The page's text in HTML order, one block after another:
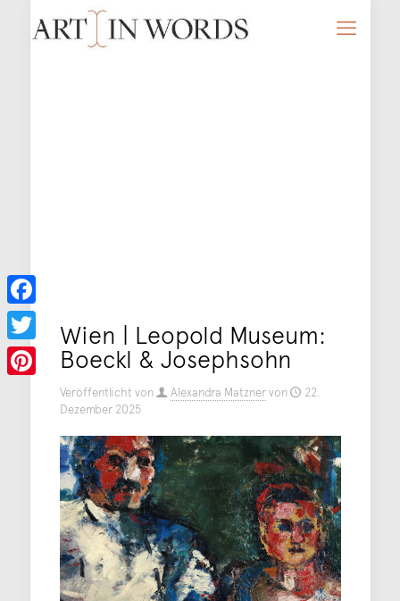
Wien | Leopold Museum:
Boeckl & Josephsohn
Veröffentlicht von Alexandra Matznervon
22.
Dezember 2025
Facebook
Twitter